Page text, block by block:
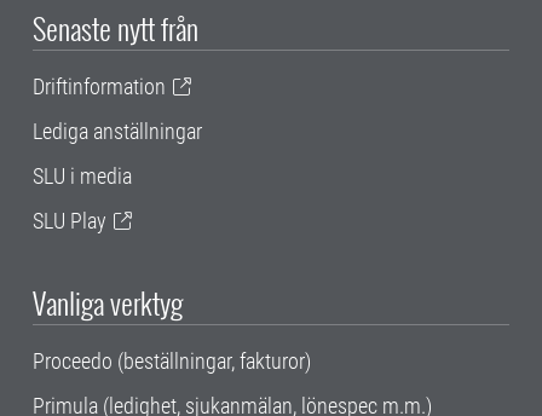
Senaste nytt från
Driftinformation
Lediga anställningar
SLU i media
SLU Play
Vanliga verktyg
Proceedo (beställningar, fakturor)
Primula (ledighet, sjukanmälan, lönespec m.m.)